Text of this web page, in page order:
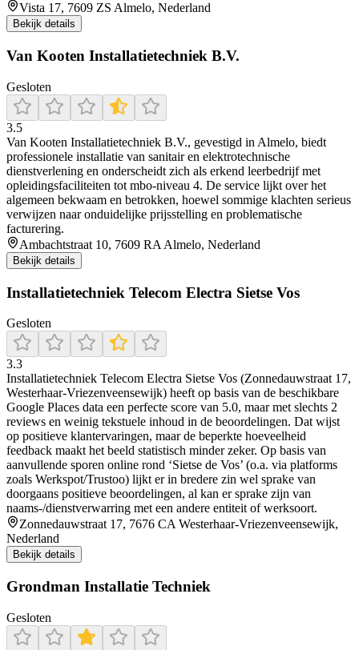
Vista 17, 7609 ZS Almelo, Nederland
Bekijk details
Van Kooten Installatietechniek B.V.
Gesloten
3.5
Van Kooten Installatietechniek B.V., gevestigd in Almelo, biedt
professionele installatie van sanitair en elektrotechnische
dienstverlening en onderscheidt zich als erkend leerbedrijf met
opleidingsfaciliteiten tot mbo-niveau 4. De service lijkt over het
algemeen bekwaam en betrokken, hoewel sommige klachten serieus
verwijzen naar onduidelijke prijsstelling en problematische
facturering.
Ambachtstraat 10, 7609 RA Almelo, Nederland
Bekijk details
Installatietechniek Telecom Electra Sietse Vos
Gesloten
3.3
Installatietechniek Telecom Electra Sietse Vos (Zonnedauwstraat 17,
Westerhaar-Vriezenveensewijk) heeft op basis van de beschikbare
Google Places data een perfecte score van 5.0, maar met slechts 2
reviews en weinig tekstuele inhoud in de beoordelingen. Dat wijst
op positieve klantervaringen, maar de beperkte hoeveelheid
feedback maakt het beeld statistisch minder zeker. Op basis van
aanvullende sporen online rond ‘Sietse de Vos’ (o.a. via platforms
zoals Werkspot/Trustoo) lijkt er in bredere zin wel sprake van
doorgaans positieve beoordelingen, al kan er sprake zijn van
naams-/dienstverwarring met een andere entiteit of werksoort.
Zonnedauwstraat 17, 7676 CA Westerhaar-Vriezenveensewijk,
Nederland
Bekijk details
Grondman Installatie Techniek
Gesloten